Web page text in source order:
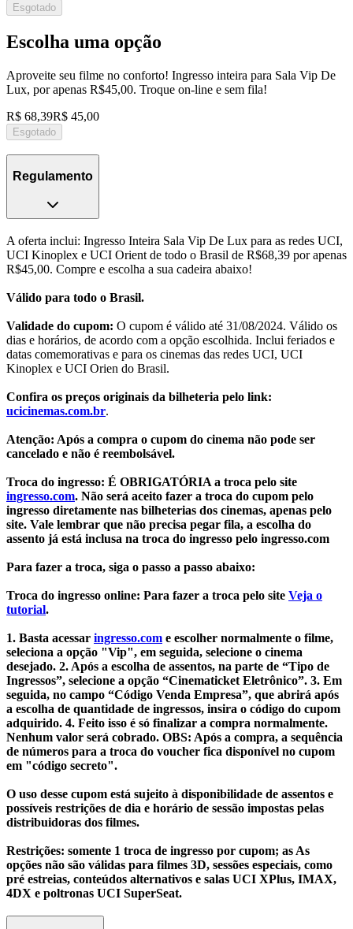
Esgotado
Escolha uma opção
Aproveite seu filme no conforto! Ingresso inteira para Sala Vip De
Lux, por apenas R$45,00. Troque on-line e sem fila!
R$ 68,39R$ 45,00
Esgotado
Regulamento
A oferta inclui: Ingresso Inteira Sala Vip De Lux para as redes UCI,
UCI Kinoplex e UCI Orient de todo o Brasil de R$68,39 por apenas
R$45,00. Compre e escolha a sua cadeira abaixo!
Válido para todo o Brasil.
Validade do cupom: O cupom é válido até 31/08/2024. Válido os
dias e horários, de acordo com a opção escolhida. Inclui feriados e
datas comemorativas e para os cinemas das redes UCI, UCI
Kinoplex e UCI Orien do Brasil.
Confira os preços originais da bilheteria pelo link:
ucicinemas.com.br.
Atenção: Após a compra o cupom do cinema não pode ser
cancelado e não é reembolsável.
Troca do ingresso: É OBRIGATÓRIA a troca pelo site
ingresso.com. Não será aceito fazer a troca do cupom pelo
ingresso diretamente nas bilheterias dos cinemas, apenas pelo
site. Vale lembrar que não precisa pegar fila, a escolha do
assento já está inclusa na troca do ingresso pelo ingresso.com
Para fazer a troca, siga o passo a passo abaixo:
Troca do ingresso online: Para fazer a troca pelo site Veja o
tutorial.
1. Basta acessar ingresso.com e escolher normalmente o filme,
seleciona a opção "Vip", em seguida, selecione o cinema
desejado. 2. Após a escolha de assentos, na parte de “Tipo de
Ingressos”, selecione a opção “Cinematicket Eletrônico”. 3. Em
seguida, no campo “Código Venda Empresa”, que abrirá após
a escolha de quantidade de ingressos, insira o código do cupom
adquirido. 4. Feito isso é só finalizar a compra normalmente.
Nenhum valor será cobrado. OBS: Após a compra, a sequência
de números para a troca do voucher fica disponível no cupom
em "código secreto".
O uso desse cupom está sujeito à disponibilidade de assentos e
possíveis restrições de dia e horário de sessão impostas pelas
distribuidoras dos filmes.
Restrições: somente 1 troca de ingresso por cupom; as As
opções não são válidas para filmes 3D, sessões especiais, como
pré estreias, conteúdos alternativos e salas UCI XPlus, IMAX,
4DX e poltronas UCI SuperSeat.